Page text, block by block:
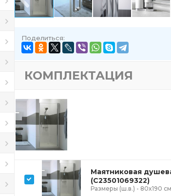
Поделиться:
КОМПЛЕКТАЦИЯ
Маятниковая
(C23501069322)
Размеры (ш.в.) - 80x190